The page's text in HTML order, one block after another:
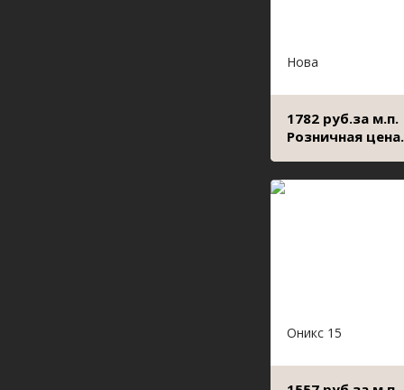
Нова
1782 руб.за м.п.
Розничная цена.
Оникс 15